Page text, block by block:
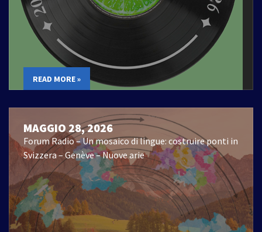
READ MORE »
MAGGIO 28, 2026
Forum Radio – Un mosaico di lingue: costruire ponti in
Svizzera – Genève – Nuove arie